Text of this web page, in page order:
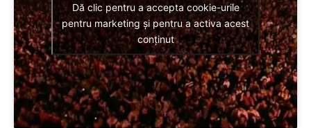
Dă clic pentru a accepta cookie-urile
pentru marketing și pentru a activa acest
conținut